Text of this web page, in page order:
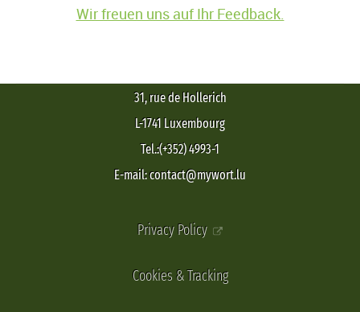
Wir freuen uns auf Ihr Feedback.
31, rue de Hollerich
L-1741 Luxembourg
Tel.:(+352) 4993-1
E-mail: contact@mywort.lu
Privacy Policy
Cookies & Tracking